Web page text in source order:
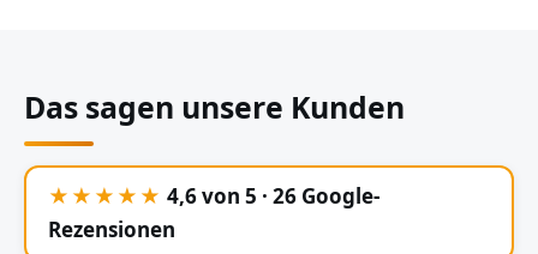
Das sagen unsere Kunden
★★★★★ 4,6 von 5 · 26 Google-
Rezensionen